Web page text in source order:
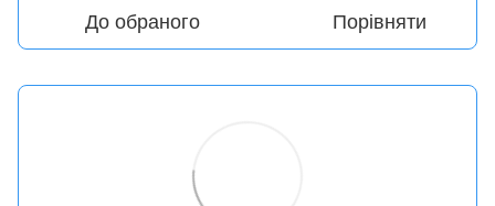
До обраного Порівняти